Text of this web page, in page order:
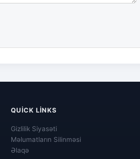
QUICK LINKS
Gizlilik Siyasəti
Məlumatların Silinməsi
Əlaqə